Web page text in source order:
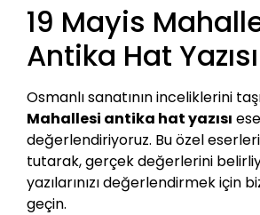
19 Mayis
Antika Hat Yazısı
Osmanlı sanatının inceliklerini
Mahallesi antika hat yazısı
değerlendiriyoruz. Bu özel
tutarak, gerçek değerlerini
yazılarınızı değerlendirmek için
geçin.